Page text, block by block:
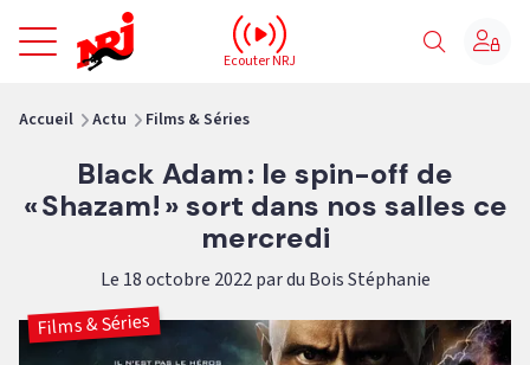
NRJ - Accueil
Ecouter NRJ
Accueil Actu Films & Séries
Black Adam : le spin-off de
« Shazam! » sort dans nos salles ce
mercredi
Le 18 octobre 2022 par du Bois Stéphanie
Films & Séries